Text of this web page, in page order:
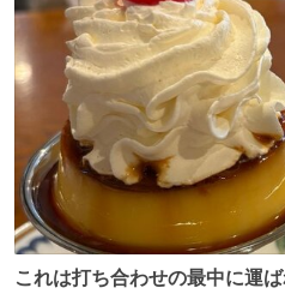
ト
数
数
これは打ち合わせの最中に運